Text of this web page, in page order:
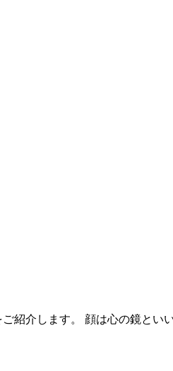
紹介します。 顔は心の鏡と